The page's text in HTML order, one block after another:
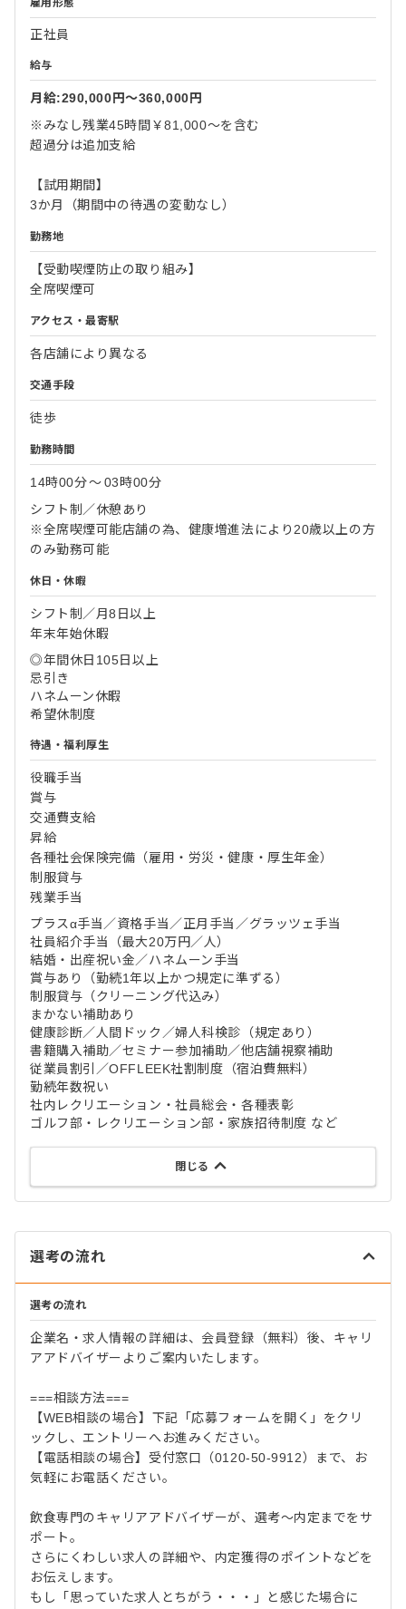
雇用形態
正社員
給与
月給:290,000円〜360,000円
※みなし残業45時間￥81,000～を含む
超過分は追加支給
【試用期間】
3か月（期間中の待遇の変動なし）
勤務地
【受動喫煙防止の取り組み】
全席喫煙可
アクセス・最寄駅
各店舗により異なる
交通手段
徒歩
勤務時間
14時00分〜03時00分
シフト制／休憩あり
※全席喫煙可能店舗の為、健康増進法により20歳以上の方
のみ勤務可能
休日・休暇
シフト制／月8日以上
年末年始休暇
◎年間休日105日以上
忌引き
ハネムーン休暇
希望休制度
待遇・福利厚生
役職手当
賞与
交通費支給
昇給
各種社会保険完備（雇用・労災・健康・厚生年金）
制服貸与
残業手当
プラスα手当／資格手当／正月手当／グラッツェ手当
社員紹介手当（最大20万円／人）
結婚・出産祝い金／ハネムーン手当
賞与あり（勤続1年以上かつ規定に準ずる）
制服貸与（クリーニング代込み）
まかない補助あり
健康診断／人間ドック／婦人科検診（規定あり）
書籍購入補助／セミナー参加補助／他店舗視察補助
従業員割引／OFFLEEK社割制度（宿泊費無料）
勤続年数祝い
社内レクリエーション・社員総会・各種表彰
ゴルフ部・レクリエーション部・家族招待制度 など
閉じる
選考の流れ
選考の流れ
企業名・求人情報の詳細は、会員登録（無料）後、キャリ
アアドバイザーよりご案内いたします。
===相談方法===
【WEB相談の場合】下記「応募フォームを開く」をクリ
ックし、エントリーへお進みください。
【電話相談の場合】受付窓口（0120-50-9912）まで、お
気軽にお電話ください。
飲食専門のキャリアアドバイザーが、選考～内定までをサ
ポート。
さらにくわしい求人の詳細や、内定獲得のポイントなどを
お伝えします。
もし「思っていた求人とちがう・・・」と感じた場合に